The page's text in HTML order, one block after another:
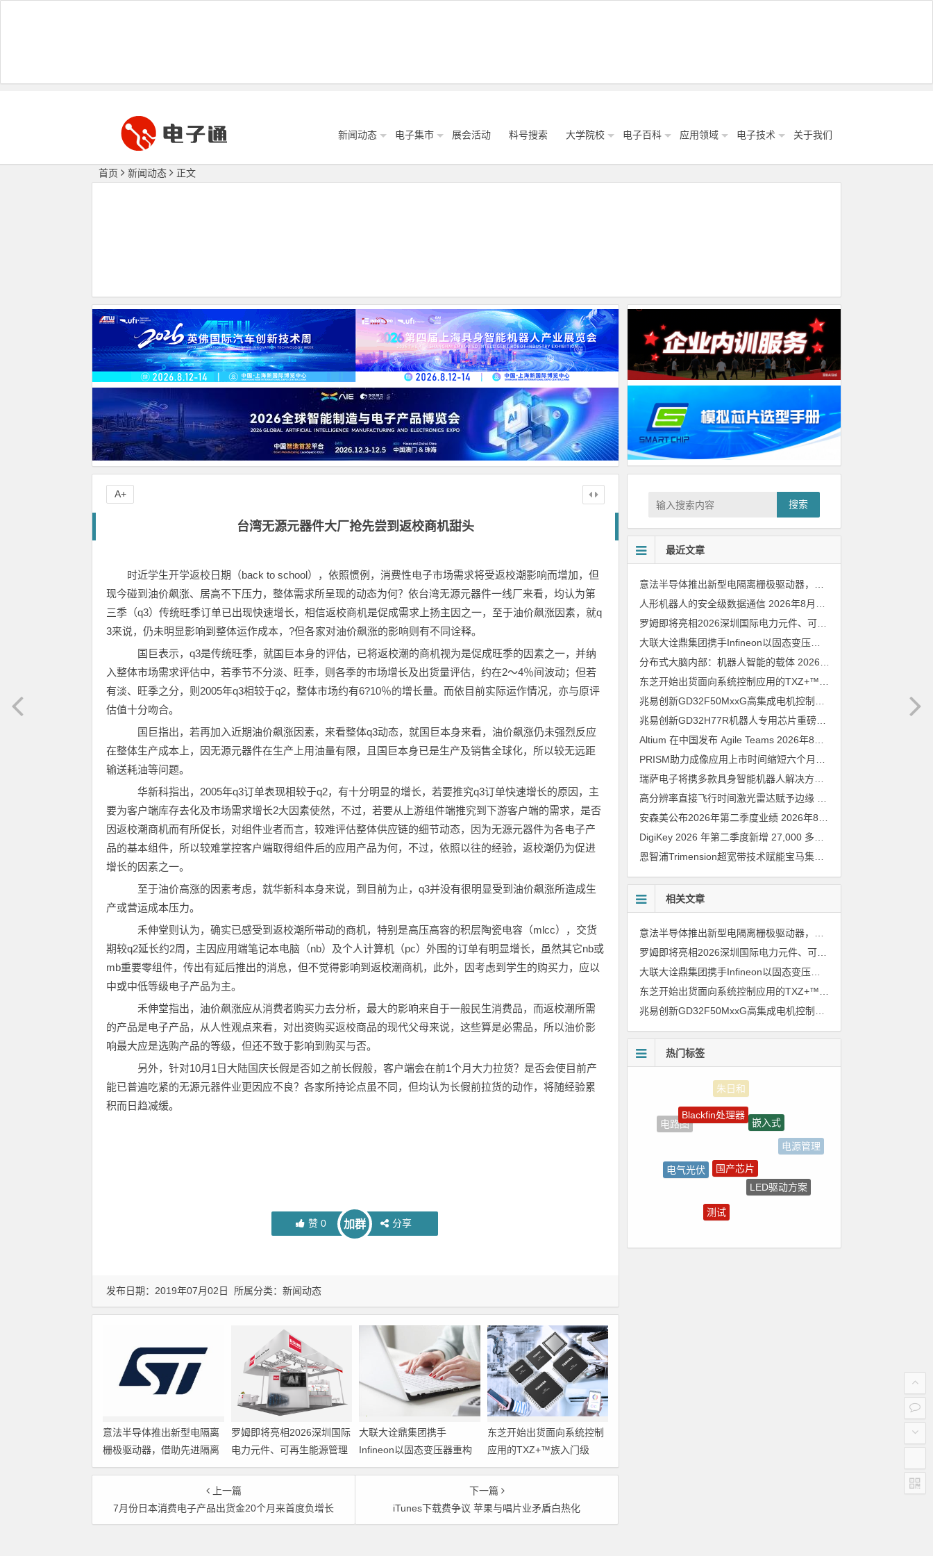
新闻动态 电子集市 展会活动 料号搜索 大学院校 电子百科 应用领域 电子技术 关于我们
首页 新闻动态 正文
台湾无源元器件大厂抢先尝到返校商机甜头
时近学生开学返校日期（back to school），依照惯例，消费性电子市场需求将受返校潮影响而增加，但
现今碰到油价飙涨、居高不下压力，整体需求所呈现的动态为何？依台湾无源元器件一线厂来看，均认为第
三季（q3）传统旺季订单已出现快速增长，相信返校商机是促成需求上扬主因之一，至于油价飙涨因素，就q
3来说，仍未明显影响到整体运作成本，?但各家对油价飙涨的影响则有不同诠释。
国巨表示，q3是传统旺季，就国巨本身的评估，已将返校潮的商机视为是促成旺季的因素之一，并纳
入整体市场需求评估中，若季节不分淡、旺季，则各季的市场增长及出货量评估，约在2～4％间波动；但若
有淡、旺季之分，则2005年q3相较于q2，整体市场约有6?10％的增长量。而依目前实际运作情况，亦与原评
估值十分吻合。
国巨指出，若再加入近期油价飙涨因素，来看整体q3动态，就国巨本身来看，油价飙涨仍未强烈反应
在整体生产成本上，因无源元器件在生产上用油量有限，且国巨本身已是生产及销售全球化，所以较无远距
输送耗油等问题。
华新科指出，2005年q3订单表现相较于q2，有十分明显的增长，若要推究q3订单快速增长的原因，主
要为客户端库存去化及市场需求增长2大因素使然，不过，若要从上游组件端推究到下游客户端的需求，是否
因返校潮商机而有所促长，对组件业者而言，较难评估整体供应链的细节动态，因为无源元器件为各电子产
品的基本组件，所以较难掌控客户端取得组件后的应用产品为何，不过，依照以往的经验，返校潮仍为促进
增长的因素之一。
至于油价高涨的因素考虑，就华新科本身来说，到目前为止，q3并没有很明显受到油价飙涨所造成生
产或营运成本压力。
禾伸堂则认为，确实已感受到返校潮所带动的商机，特别是高压高容的积层陶瓷电容（mlcc），交货
期较q2延长约2周，主因应用端笔记本电脑（nb）及个人计算机（pc）外围的订单有明显增长，虽然其它nb或
mb重要零组件，传出有延后推出的消息，但不觉得影响到返校潮商机，此外，因考虑到学生的购买力，应以
中或中低等级电子产品为主。
禾伸堂指出，油价飙涨应从消费者购买力去分析，最大的影响来自于一般民生消费品，而返校潮所需
的产品是电子产品，从人性观点来看，对出资购买返校商品的现代父母来说，这些算是必需品，所以油价影
响最大应是选购产品的等级，但还不致于影响到购买与否。
另外，针对10月1日大陆国庆长假是否如之前长假般，客户端会在前1个月大力拉货？是否会使目前产
能已普遍吃紧的无源元器件业更因应不良？各家所持论点虽不同，但均认为长假前拉货的动作，将随经验累
积而日趋减缓。
赞0 加群 分享
A+
发布日期：2019年07月02日 所属分类： 新闻动态
意法半导体推出新型电隔离
栅极驱动器，借助先进隔离
技术简化电源设计
罗姆即将亮相2026深圳国际
电力元件、可再生能源管理
展览会暨研讨会
大联大诠鼎集团携手
Infineon以固态变压器重构
配电效率新标杆
东芝开始出货面向系统控制
应用的TXZ+™族入门级
M4V组（搭载Arm
Cortex‑M4内核的标准微控
制器）工程样品
上一篇
7月份日本消费电子产品出货金20个月来首度负增长
下一篇
iTunes下载费争议 苹果与唱片业矛盾白热化
搜索
最近文章
人形机器人的安全级数据通信 2026年8月8日
罗姆即将亮相2026深圳国际电力元件、可再生能源管理展览会暨研讨会
大联大诠鼎集团携手Infineon以固态变压器重构配电效率新标杆
分布式大脑内部：机器人智能的载体 2026年8月6日
兆易创新GD32H77R机器人专用芯片重磅亮相，精准赋能伺服驱动与关节控制
Altium 在中国发布 Agile Teams 2026年8月6日
安森美公布2026年第二季度业绩 2026年8月6日
恩智浦Trimension超宽带技术赋能宝马集团Digital Key Plus及生命体存在检测功能
相关文章
罗姆即将亮相2026深圳国际电力元件、可再生能源管理展览会暨研讨会
大联大诠鼎集团携手Infineon以固态变压器重构配电效率新标杆
热门标签
电路图
电源管理
LED驱动方案